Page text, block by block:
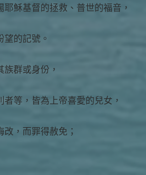
穌基督的拯救、普世的福音，
的記號。
群或身份，
等，皆為上帝喜愛的兒女，
，而罪得赦免；